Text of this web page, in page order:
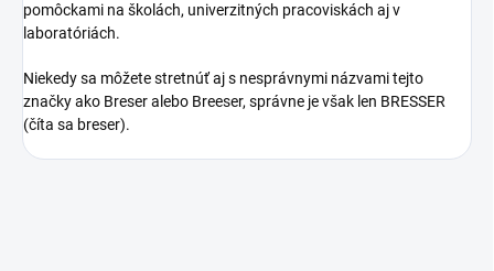
pomôckami na školách, univerzitných pracoviskách aj v
laboratóriách.
Niekedy sa môžete stretnúť aj s nesprávnymi názvami tejto
značky ako Breser alebo Breeser, správne je však len BRESSER
(číta sa breser).